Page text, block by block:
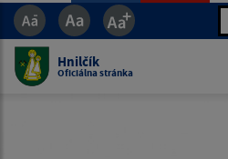
Hnilčík
Oficiálna stránka